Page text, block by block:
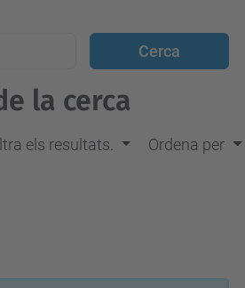
la cerca
els resultats. Ordena per